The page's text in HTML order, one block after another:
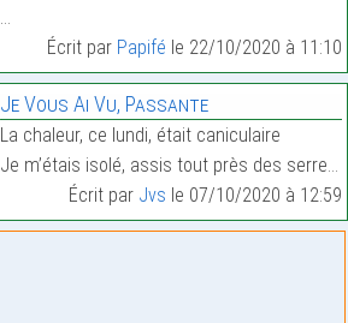
…
Écrit par Papifé le 22/10/2020 à 11:10
Je Vous Ai Vu, Passante
La chaleur, ce lundi, était caniculaire
Je m’étais isolé, assis tout près des serres…
Écrit par Jvs le 07/10/2020 à 12:59